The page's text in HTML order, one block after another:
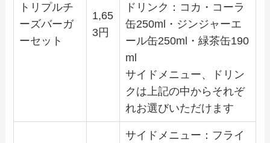
トリプルチ
ーズバーガ
ーセット
1,65
3円
ドリンク：コカ・コーラ
缶250ml・ジンジャーエ
ール缶250ml・緑茶缶190
ml
サイドメニュー、ドリン
クは上記の中からそれぞ
れお選びいただけます
サイドメニュー：フライ